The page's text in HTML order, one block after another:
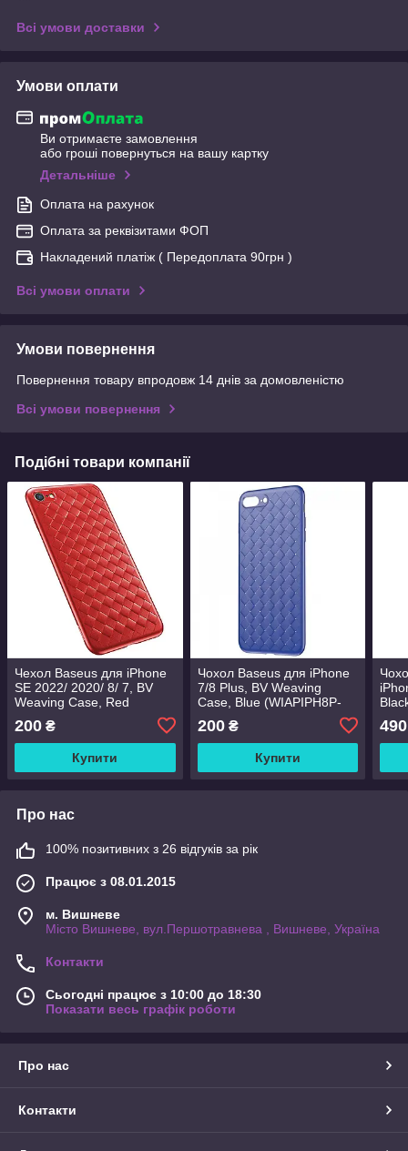
Всі умови доставки
Умови оплати
Ви отримаєте замовлення
або гроші повернуться на вашу картку
Детальніше
Оплата на рахунок
Оплата за реквізитами ФОП
Накладений платіж ( Передоплата 90грн )
Всі умови оплати
Умови повернення
Повернення товару впродовж 14 днів за домовленістю
Всі умови повернення
Подібні товари компанії
Чехол Baseus для iPhone
SE 2022/ 2020/ 8/ 7, BV
Weaving Case, Red
200 ₴
Купити
Чохол Baseus для iPhone
7/8 Plus, BV Weaving
Case, Blue (WIAPIPH8P-
200₴
Купити
490
Про нас
100% позитивних з 26 відгуків за рік
Працює з 08.01.2015
м. Вишневе
Місто Вишневе, вул.Першотравнева , Вишневе, Україна
Контакти
Сьогодні працює з 10:00 до 18:30
Показати весь графік роботи
Про нас
Контакти